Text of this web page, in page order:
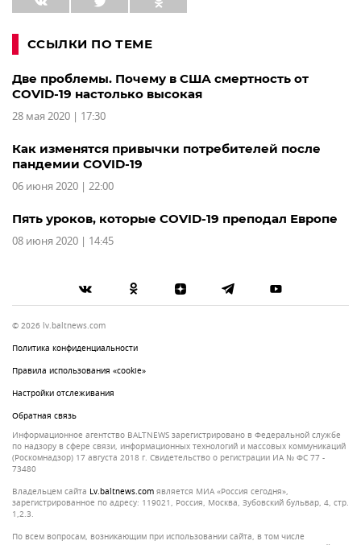
ССЫЛКИ ПО ТЕМЕ
Две проблемы. Почему в США смертность от
COVID-19 настолько высокая
28 мая 2020 | 17:30
Как изменятся привычки потребителей после
пандемии COVID-19
06 июня 2020 | 22:00
Пять уроков, которые COVID-19 преподал Европе
08 июня 2020 | 14:45
© 2026 lv.baltnews.com
Политика конфиденциальности
Правила использования «cookie»
Настройки отслеживания
Обратная связь
Информационное агентство BALTNEWS зарегистрировано в Федеральной службе
по надзору в сфере связи, информационных технологий и массовых коммуникаций
(Роскомнадзор) 17 августа 2018 г. Свидетельство о регистрации ИА № ФС 77 -
73480
Владельцем сайта lv.baltnews.com является МИА «Россия сегодня»,
зарегистрированное по адресу: 119021, Россия, Москва, Зубовский бульвар, 4, стр.
1,2.3.
По всем вопросам, возникающим при использовании сайта, в том числе